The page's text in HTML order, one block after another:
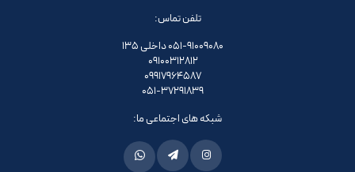
تلفن تماس:
051-91009080 داخلی 135
09100312812
09917964587
051-37291839
شبکه های اجتماعی ما: